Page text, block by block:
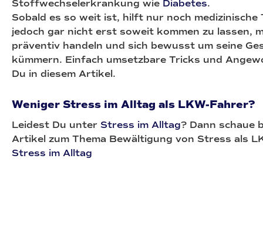
Stoffwechselerkrankung wie Diabetes.
Sobald es so weit ist, hilft nur noch medizinische
jedoch gar nicht erst soweit kommen zu lassen,
präventiv handeln und sich bewusst um seine
kümmern. Einfach umsetzbare Tricks und
Du in diesem Artikel.
Weniger Stress im Alltag als LKW-Fahrer?
Leidest Du unter Stress im Alltag? Dann schaue
Artikel zum Thema Bewältigung von Stress als
Stress im Alltag